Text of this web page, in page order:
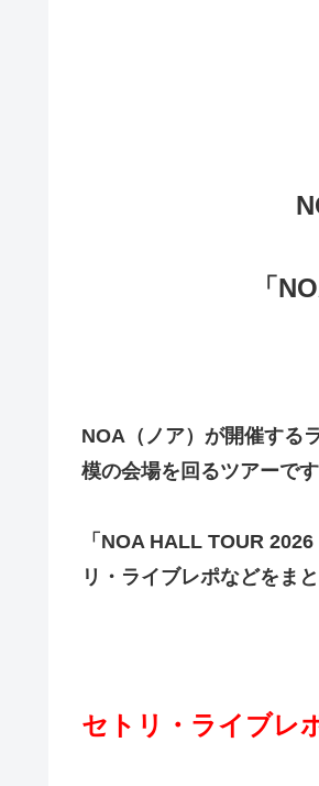
「
NOA（ノア）が開催する
模の会場を回るツアーです
「NOA HALL TOUR
リ・ライブレポなどをま
セトリ・ライブレ